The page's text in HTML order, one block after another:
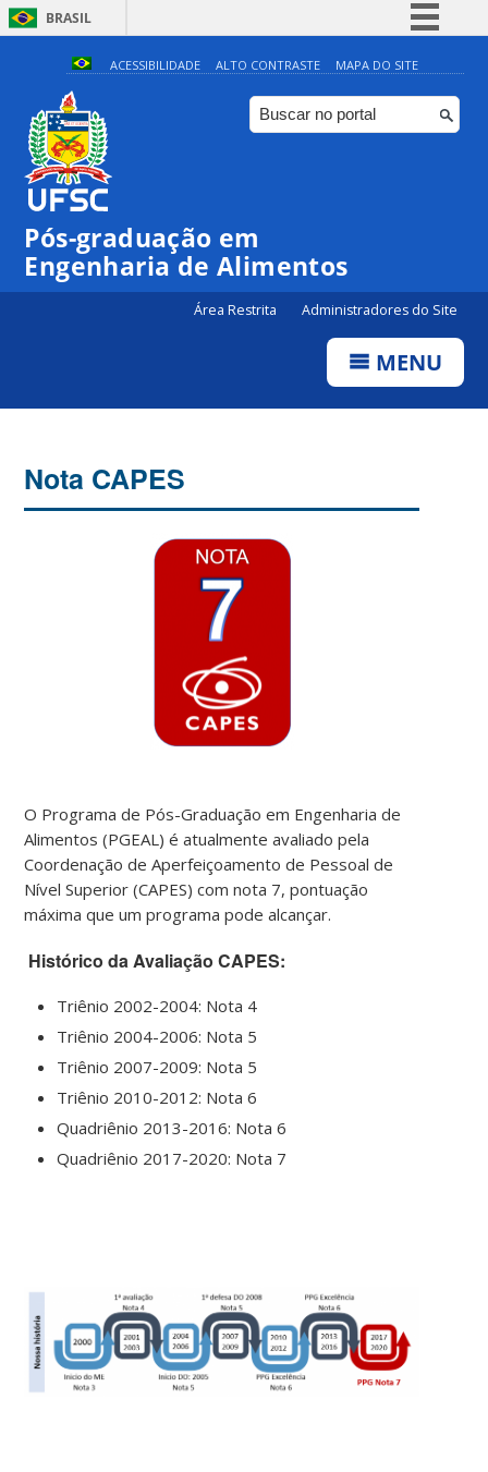
BRASIL
Simplifique!
Comunica BR
Participe
ACESSIBILIDADE ALTO CONTRASTE MAPA DO SITE
Pós-graduação em
Engenharia de Alimentos
Área Restrita Administradores do Site
MENU
Nota CAPES
O Programa de Pós-Graduação em Engenharia de
Alimentos (PGEAL) é atualmente avaliado pela
Coordenação de Aperfeiçoamento de Pessoal de
Nível Superior (CAPES) com nota 7, pontuação
máxima que um programa pode alcançar.
Histórico da Avaliação CAPES:
Triênio 2002-2004: Nota 4
Triênio 2004-2006: Nota 5
Triênio 2007-2009: Nota 5
Triênio 2010-2012: Nota 6
Quadriênio 2013-2016: Nota 6
Quadriênio 2017-2020: Nota 7